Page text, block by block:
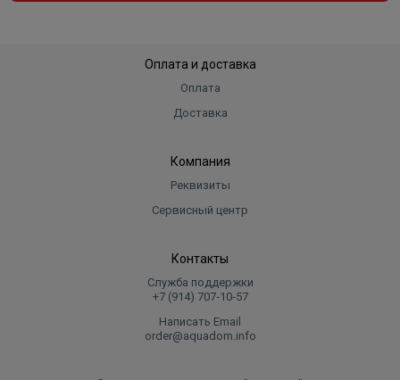
Оплата и доставка
Оплата
Доставка
Компания
Реквизиты
Сервисный центр
Контакты
Служба поддержки
+7 (914) 707‑10‑57
Написать Email
order@aquadom.info